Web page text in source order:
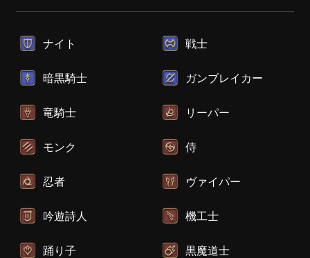
ナイト 戦士
暗黒騎士 ガンブレイカー
竜騎士 リーパー
モンク 侍
忍者 ヴァイパー
吟遊詩人 機工士
踊り子 黒魔道士